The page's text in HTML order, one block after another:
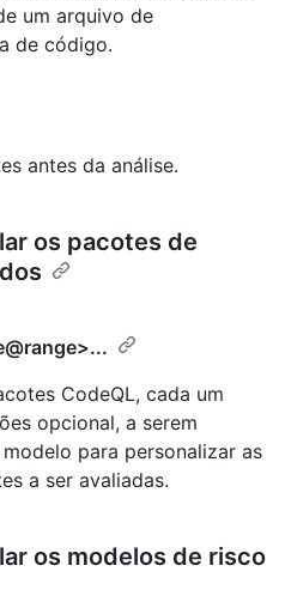
um arquivo de
de código.
antes da análise.
os pacotes de
>...
CodeQL, cada um
opcional, a serem
para personalizar as
a ser avaliadas.
os modelos de risco